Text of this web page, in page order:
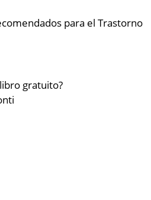
para el Trastorno
gratuito?